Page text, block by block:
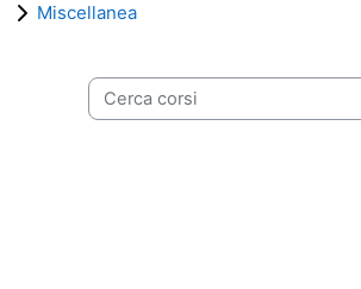
Miscellanea
Cerca corsi